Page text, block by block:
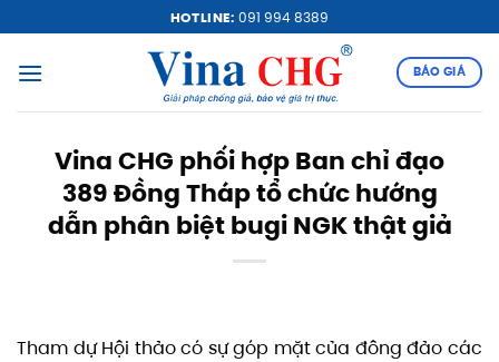
qua
nội
HOTLINE:091 994 8389
BÁO GIÁ
Vina CHG phối hợp Ban chỉ đạo
389 Đồng Tháp tổ chức hướng
dẫn phân biệt bugi NGK thật giả
Tham dự Hội thảo có sự góp mặt của đông đảo các